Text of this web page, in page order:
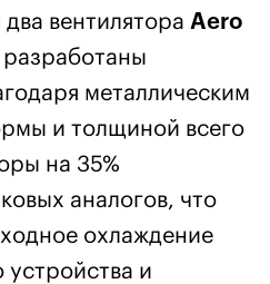
вентилятора Aero
металлическим
и толщиной всего
на 35%
аналогов, что
охлаждение
устройства и